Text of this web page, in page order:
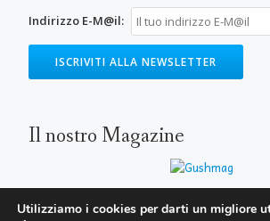
Indirizzo E-M@il:
Il nostro Magazine
Utilizziamo i cookies per darti un migliore